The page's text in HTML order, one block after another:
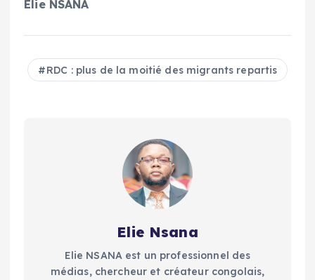
Elie NSANA
RDC : plus de la moitié des migrants repartis
Elie Nsana
Elie NSANA est un professionnel des
médias, chercheur et créateur congolais,